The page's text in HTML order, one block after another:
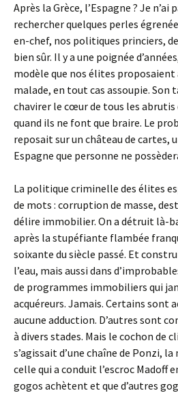
Après la Grèce, l’Espagne ? Je n’ai
rechercher quelques perles
en-chef, nos politiques princiers,
bien sûr. Il y a une poignée
modèle que nos élites proposaient
malade, en tout cas assoupie. Son
chavirer le cœur de tous les abrutis
quand ils ne font que braire. Le
reposait sur un château de cartes,
Espagne que personne ne
La politique criminelle des élites
de mots : corruption de masse,
délire immobilier. On a détruit là-
après la stupéfiante flambée
soixante du siècle passé. Et
l’eau, mais aussi dans
de programmes immobiliers qui
acquéreurs. Jamais. Certains sont
aucune adduction. D’autres sont
à divers stades. Mais le cochon de
s’agissait d’une chaîne de Ponzi,
celle qui a conduit l’escroc Madoff
gogos achètent et que d’autres